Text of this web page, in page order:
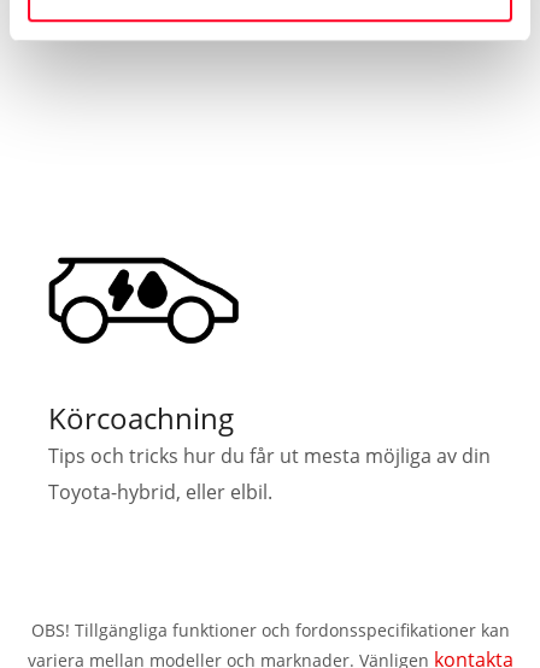
Körcoachning
Tips och tricks hur du får ut mesta möjliga av din
Toyota-hybrid, eller elbil.
OBS! Tillgängliga funktioner och fordonsspecifikationer kan
variera mellan modeller och marknader. Vänligen kontakta